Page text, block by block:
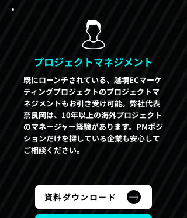
プロジェクトマネジメント
既にローンチされている、越境ECマーケ
ティングプロジェクトのプロジェクトマ
ネジメントもお引き受け可能。弊社代表
奈良岡は、10年以上の海外プロジェクト
のマネージャー経験があります。PMポジ
ションだけを探している企業も安心して
ご相談ください。
資料ダウンロード